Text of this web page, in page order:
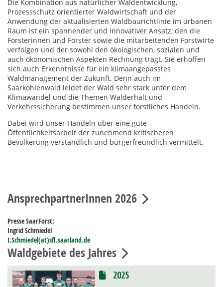
Die Kombination aus natürlicher Waldentwicklung,
Prozessschutz orientierter Waldwirtschaft und der
Anwendung der aktualisierten Waldbaurichtlinie im urbanen
Raum ist ein spannender und innovativer Ansatz, den die
Försterinnen und Förster sowie die mitarbeitenden Forstwirte
verfolgen und der sowohl den ökologischen, sozialen und
auch ökonomischen Aspekten Rechnung trägt. Sie erhoffen
sich auch Erkenntnisse für ein klimaangepasstes
Waldmanagement der Zukunft. Denn auch im
Saarkohlenwald leidet der Wald sehr stark unter dem
Klimawandel und die Themen Walderhalt und
Verkehrssicherung bestimmen unser forstliches Handeln.
Dabei wird unser Handeln über eine gute
Öffentlichkeitsarbeit der zunehmend kritischeren
Bevölkerung verständlich und bürgerfreundlich vermittelt.
AnsprechpartnerInnen 2026
Presse SaarForst:
Ingrid Schmiedel
I.Schmiedel(at)sfl.saarland.de
Waldgebiete des Jahres
2025